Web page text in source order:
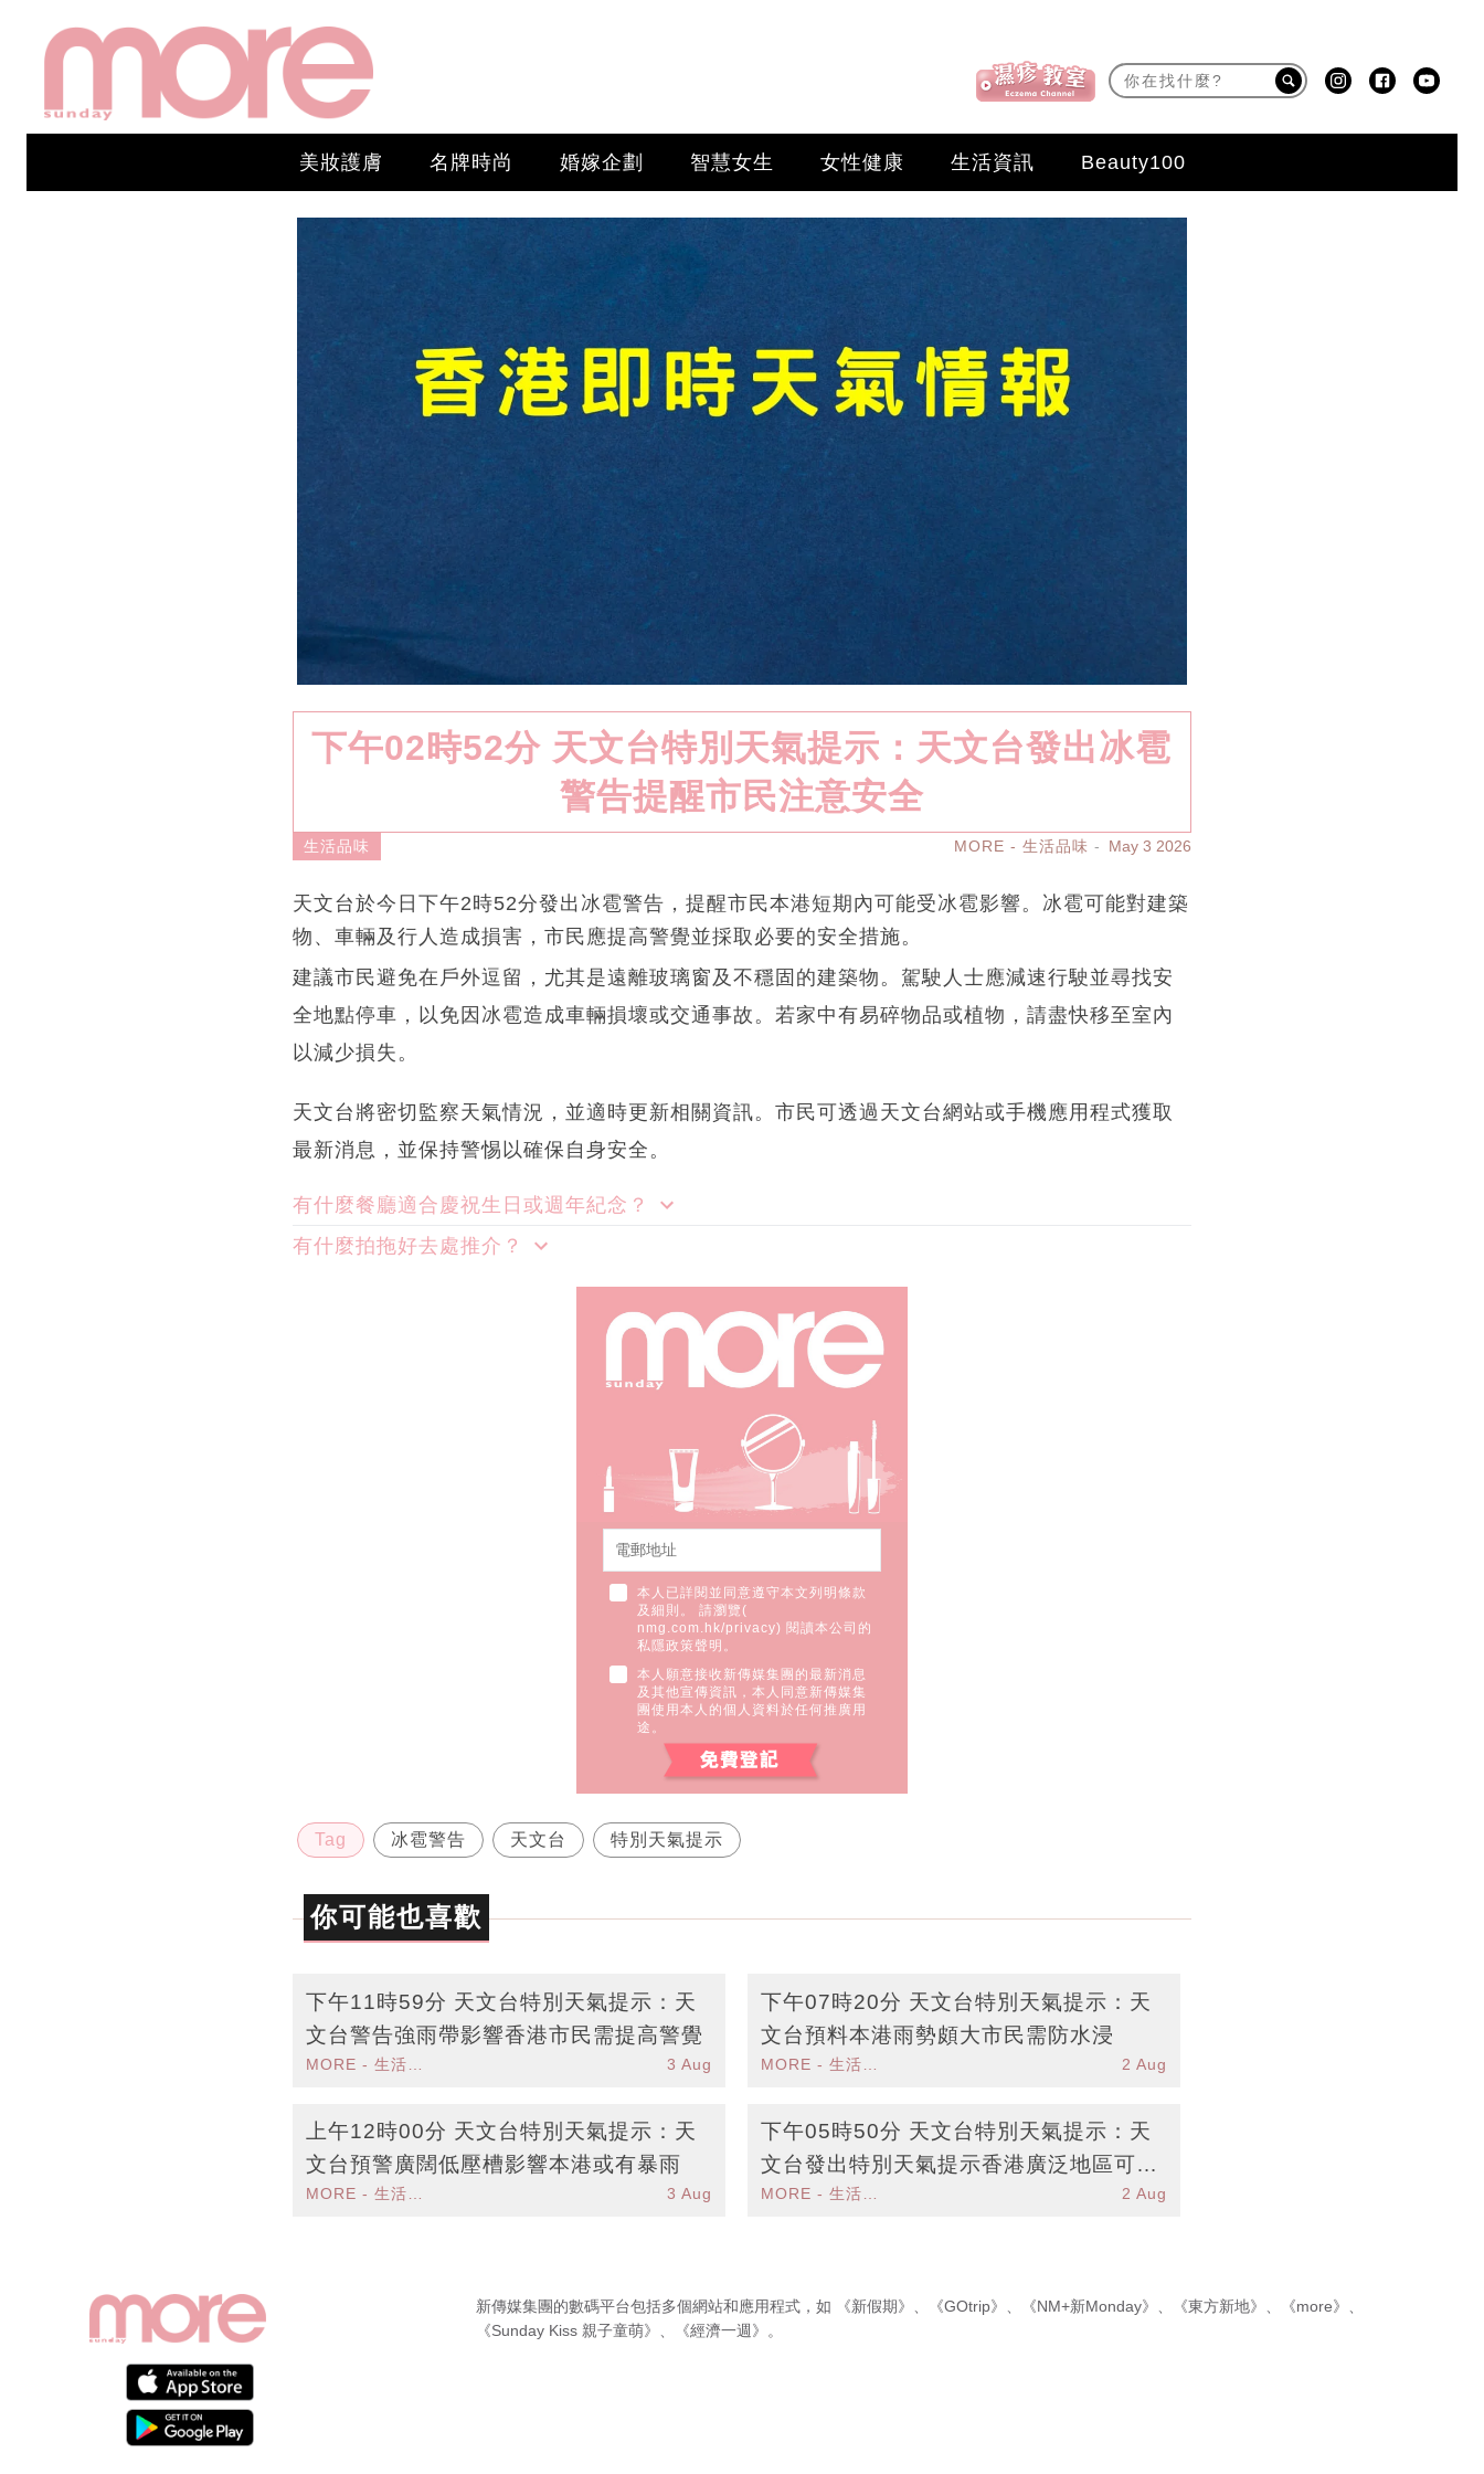
美妝護膚 名牌時尚 婚嫁企劃 智慧女生 女性健康 生活資訊 Beauty100
下午02時52分 天文台特別天氣提示：天文台發出冰雹
警告提醒市民注意安全
生活品味 MORE - 生活品味 May 3 2026
天文台於今日下午2時52分發出冰雹警告，提醒市民本港短期內可能受冰雹影響。冰雹可能對建築
物、車輛及行人造成損害，市民應提高警覺並採取必要的安全措施。
建議市民避免在戶外逗留，尤其是遠離玻璃窗及不穩固的建築物。駕駛人士應減速行駛並尋找安
全地點停車，以免因冰雹造成車輛損壞或交通事故。若家中有易碎物品或植物，請盡快移至室內
以減少損失。
天文台將密切監察天氣情況，並適時更新相關資訊。市民可透過天文台網站或手機應用程式獲取
最新消息，並保持警惕以確保自身安全。
有什麼餐廳適合慶祝生日或週年紀念？
有什麼拍拖好去處推介？
本人已詳閱並同意遵守本文列明條款
及細則。 請瀏覽(
nmg.com.hk/privacy) 閱讀本公司的
私隱政策聲明。
本人願意接收新傳媒集團的最新消息
及其他宣傳資訊，本人同意新傳媒集
團使用本人的個人資料於任何推廣用
途。
Tag 冰雹警告 天文台 特別天氣提示
你可能也喜歡
下午11時59分 天文台特別天氣提示：天
文台警告強雨帶影響香港市民需提高警覺
3 Aug
下午07時20分 天文台特別天氣提示：天
文台預料本港雨勢頗大市民需防水浸
2 Aug
上午12時00分 天文台特別天氣提示：天
文台預警廣闊低壓槽影響本港或有暴雨
MORE - 生活品味 3 Aug
下午05時50分 天文台特別天氣提示：天
文台發出特別天氣提示香港廣泛地區可能
受大雨影響MORE - 生活品味 2 Aug
新傳媒集團的數碼平台包括多個網站和應用程式，如 《新假期》 、 《GOtrip》 、 《NM+新Monday》 、 《東方新地》 、 《more》 、
《Sunday Kiss 親子童萌》 、 《經濟一週》 。